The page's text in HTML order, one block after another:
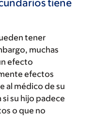
tiene
tener
muchas
efecto
efectos
al médico de su
su hijo padece
o que no